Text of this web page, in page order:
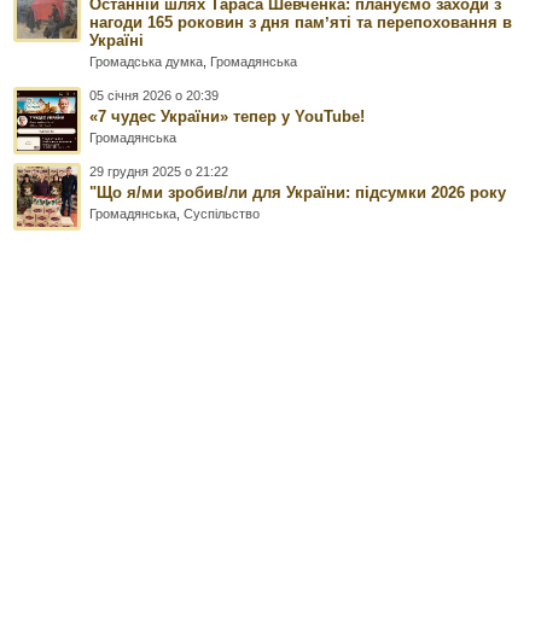
Останній шлях Тараса Шевченка: плануємо заходи з
нагоди 165 роковин з дня памʼяті та перепоховання в
Україні
Громадська думка Громадянська
05 січня 2026 о 20:39
«7 чудес України» тепер у YouTube!
Громадянська
29 грудня 2025 о 21:22
"Що я/ми зробив/ли для України: підсумки 2026 року
Громадянська ,Суспільство